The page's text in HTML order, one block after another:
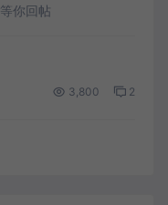
等你回帖
3,800 2